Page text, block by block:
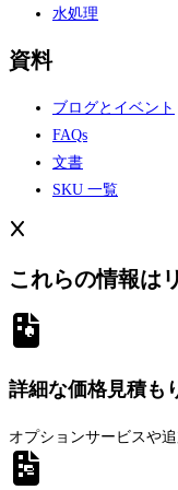
水処理
資料
ブログとイベント
FAQs
文書
SKU 一覧
これらの情報は
詳細な価格見積も
オプションサービスや